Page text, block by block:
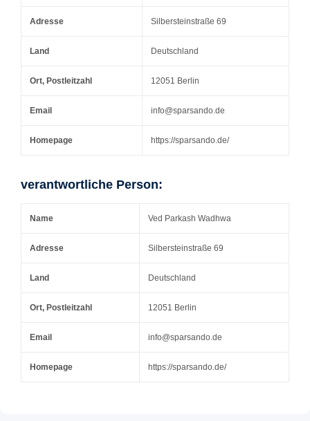
Adresse Silbersteinstraße 69
Land Deutschland
Ort, Postleitzahl 12051 Berlin
Email info@sparsando.de
Homepage https://sparsando.de/
verantwortliche Person:
Name Ved Parkash Wadhwa
Adresse Silbersteinstraße 69
Land Deutschland
Ort, Postleitzahl 12051 Berlin
Email info@sparsando.de
Homepage https://sparsando.de/